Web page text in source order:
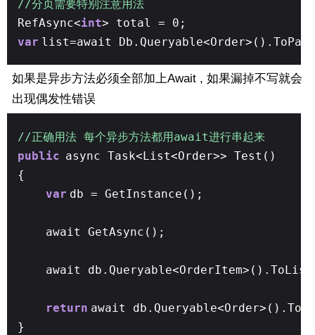
//分页需要特别注意用法
RefAsync<int> total = 0;
var list=await
如果是异步方法必须全部加上Await , 如果漏掉不写就会
出现偶发性错误
//正确用法 每个异步方法都用await进行串起来
public async Task<List<Order>> Test()
{
var db = GetInstance();
await GetAsync();
await
return await
}